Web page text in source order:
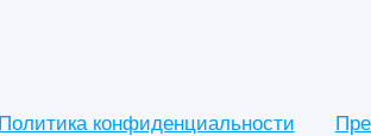
Политика конфиденциальности